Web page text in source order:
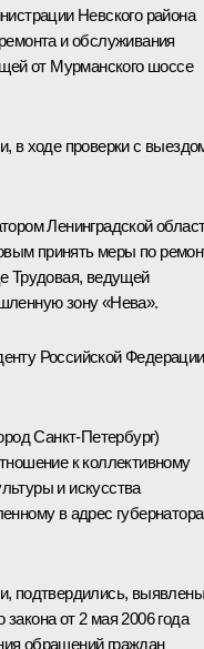
Невского района
и обслуживания
от Мурманского шоссе
в ходе проверки с
Ленинградской
принять меры по
Трудовая, ведущей
зону «Нева».
Российской Федерации
Санкт-Петербург)
к коллективному
и искусства
в адрес губернатора
подтвердились, выявлены
от 2 мая 2006 года
обращений граждан